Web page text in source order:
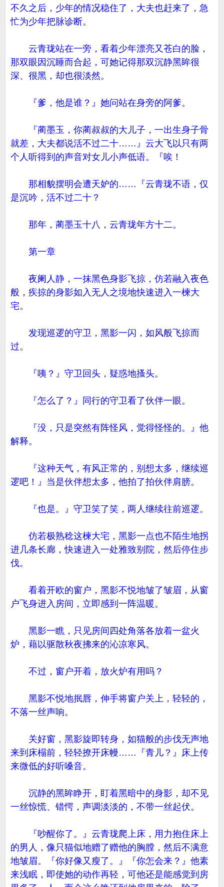
不久之后，少年的情况稳住了，大夫也赶来了，急
忙为少年把脉诊断。
云青珑站在一旁，看着少年漂亮又苍白的脸，
那双眼因沉睡而合起，可她记得那双沉静黑眸很
深、很黑，却也很淡然。
『爹，他是谁？』她问站在身旁的阿爹。
『蔺墨玉，你蔺叔叔的大儿子，一出生身子骨
就差，大夫都说活不过二十……』云大飞以只有两
个人听得到的声音对女儿小声低语。『唉！
那相貌摆明会遭天妒的……『云青珑不语，仅
是沉吟，活不过二十？
那年，蔺墨玉十八，云青珑年方十二。
第一章
夜阑人静，一抹黑色身影飞掠，仿若融入夜色
般，疾掠的身影如入无人之境地快速进入一楝大
宅。
发现巡逻的守卫，黑影一闪，如风般飞掠而
过。
『咦？』守卫回头，疑惑地搔头。
『怎么了？』同行的守卫看了伙伴一眼。
『没，只是突然有阵怪风，觉得怪怪的。』他
解释。
『这种天气，有风正常的，别想太多，继续巡
逻吧！』当是伙伴想太多，他拍了拍伙伴肩膀。
『也是。』守卫笑了笑，两人继续往前巡逻。
仿若极熟稔这楝大宅，黑影一点也不陌生地拐
进几条长廊，快速进入一处雅致别院，然后停住步
伐。
看着开欧的窗户，黑影不悦地皱了皱眉，从窗
户飞身进入房间，立即感到一阵温暖。
黑影一瞧，只见房间四处角落各放着一盆火
炉，藉以驱散秋夜拂来的沁凉寒风。
不过，窗户开着，放火炉有用吗？
黑影不悦地抿唇，伸手将窗户关上，轻轻的，
不落一丝声响。
关好窗，黑影旋即转身，如猫般的步伐无声地
来到床榻前，轻轻撩开床幔……『青儿？』床上传
来微低的好听嗓音。
沉静的黑眸睁开，盯着黑暗中的身影，却不见
一丝惊慌、错愕，声调淡淡的，不带一丝起伏。
『吵醒你了。』云青珑爬上床，用力抱住床上
的男人，像只猫似地赠了赠他的胸膛，然后不满意
地皱眉。『你好像又瘦了。』『你怎会来？』他素
来浅眠，即使她的动作再轻，可他还是能感觉到房